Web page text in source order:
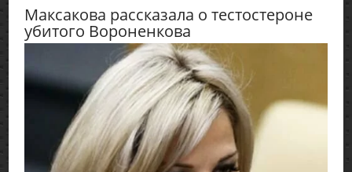
Максакова рассказала о тестостероне
убитого Вороненкова